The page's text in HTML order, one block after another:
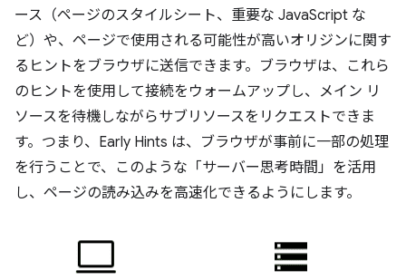
ース（ページのスタイルシート、重要な JavaScript な
ど）や、ページで使用される可能性が高いオリジンに関す
るヒントをブラウザに送信できます。ブラウザは、これら
のヒントを使用して接続をウォームアップし、メイン リ
ソースを待機しながらサブリソースをリクエストできま
す。つまり、Early Hints は、ブラウザが事前に一部の処理
を行うことで、このような「サーバー思考時間」を活用
し、ページの読み込みを高速化できるようにします。